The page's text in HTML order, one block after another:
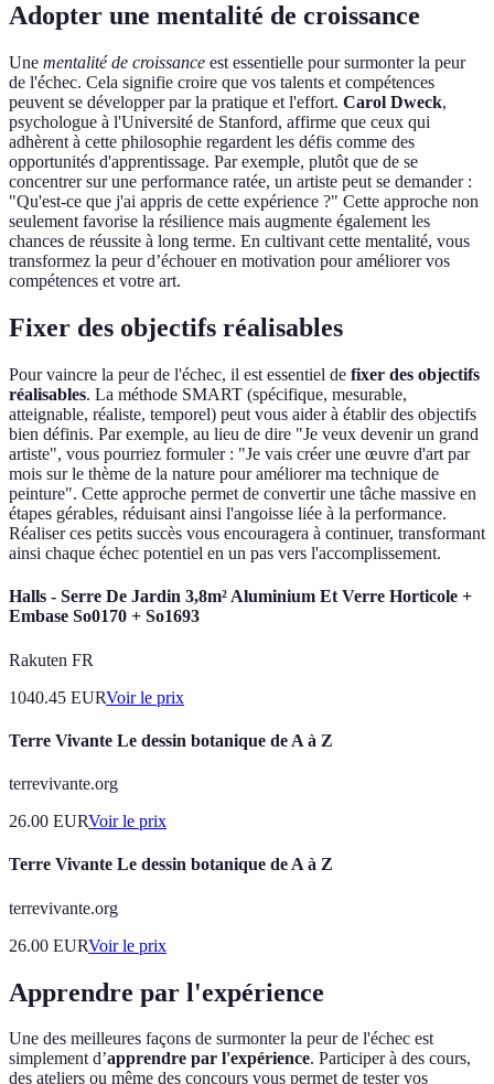
Adopter une mentalité de croissance
Une mentalité de croissance est essentielle pour surmonter la peur
de l'échec. Cela signifie croire que vos talents et compétences
peuvent se développer par la pratique et l'effort. Carol Dweck,
psychologue à l'Université de Stanford, affirme que ceux qui
adhèrent à cette philosophie regardent les défis comme des
opportunités d'apprentissage. Par exemple, plutôt que de se
concentrer sur une performance ratée, un artiste peut se demander :
"Qu'est-ce que j'ai appris de cette expérience ?" Cette approche non
seulement favorise la résilience mais augmente également les
chances de réussite à long terme. En cultivant cette mentalité, vous
transformez la peur d’échouer en motivation pour améliorer vos
compétences et votre art.
Fixer des objectifs réalisables
Pour vaincre la peur de l'échec, il est essentiel de fixer des objectifs
réalisables. La méthode SMART (spécifique, mesurable,
atteignable, réaliste, temporel) peut vous aider à établir des objectifs
bien définis. Par exemple, au lieu de dire "Je veux devenir un grand
artiste", vous pourriez formuler : "Je vais créer une œuvre d'art par
mois sur le thème de la nature pour améliorer ma technique de
peinture". Cette approche permet de convertir une tâche massive en
étapes gérables, réduisant ainsi l'angoisse liée à la performance.
Réaliser ces petits succès vous encouragera à continuer, transformant
ainsi chaque échec potentiel en un pas vers l'accomplissement.
Halls - Serre De Jardin 3,8m² Aluminium Et Verre Horticole +
Embase So0170 + So1693
Rakuten FR
1040.45 EURVoir le prix
Terre Vivante Le dessin botanique de A à Z
terrevivante.org
26.00 EURVoir le prix
Terre Vivante Le dessin botanique de A à Z
terrevivante.org
26.00 EURVoir le prix
Apprendre par l'expérience
Une des meilleures façons de surmonter la peur de l'échec est
simplement d’apprendre par l'expérience. Participer à des cours,
des ateliers ou même des concours vous permet de tester vos